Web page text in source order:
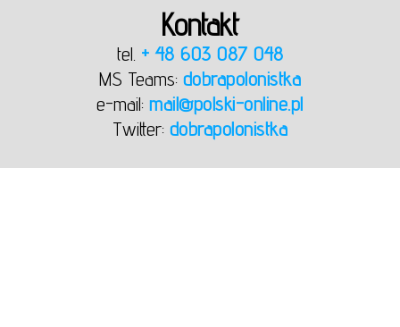
Kontakt
tel. + 48 603 087 048
MS Teams: dobrapolonistka
e-mail:mail@polski-online.pl
Twitter: dobrapolonistka